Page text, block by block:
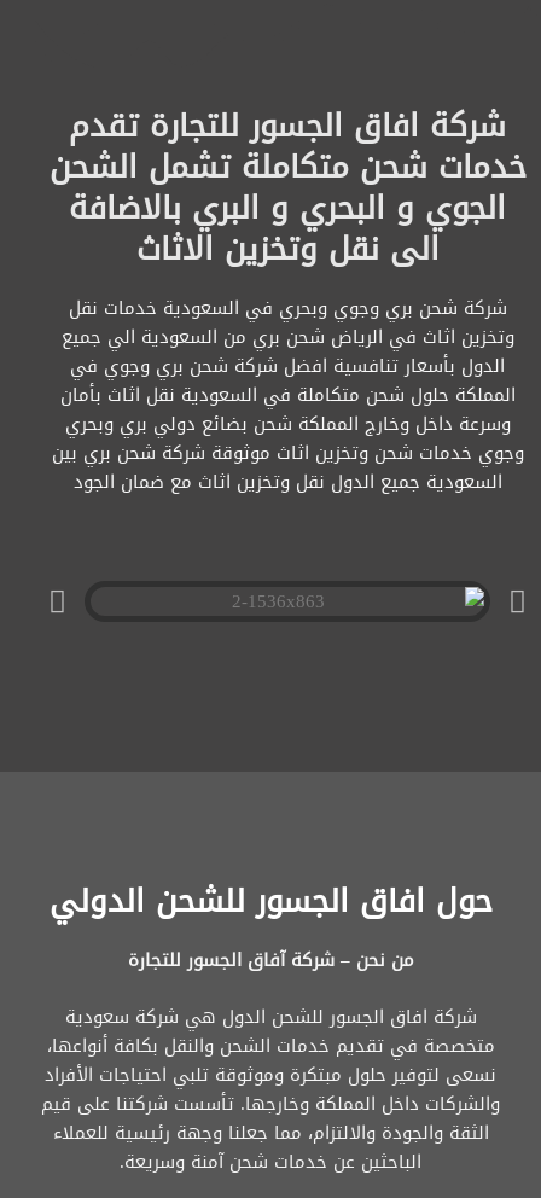
شركة افاق الجسور للتجارة تقدم
خدمات شحن متكاملة تشمل الشحن
الجوي و البحري و البري بالاضافة
الى نقل وتخزين الاثاث
شركة شحن بري وجوي وبحري في السعودية خدمات نقل
وتخزين اثاث في الرياض شحن بري من السعودية الي جميع
الدول بأسعار تنافسية افضل شركة شحن بري وجوي في
المملكة حلول شحن متكاملة في السعودية نقل اثاث بأمان
وسرعة داخل وخارج المملكة شحن بضائع دولي بري وبحري
وجوي خدمات شحن وتخزين اثاث موثوقة شركة شحن بري بين
السعودية جميع الدول نقل وتخزين اثاث مع ضمان الجود
حول افاق الجسور للشحن الدولي
من نحن – شركة آفاق الجسور للتجارة
شركة افاق الجسور للشحن الدول هي شركة سعودية
متخصصة في تقديم خدمات الشحن والنقل بكافة أنواعها،
نسعى لتوفير حلول مبتكرة وموثوقة تلبي احتياجات الأفراد
والشركات داخل المملكة وخارجها. تأسست شركتنا على قيم
الثقة والجودة والالتزام، مما جعلنا وجهة رئيسية للعملاء
الباحثين عن خدمات شحن آمنة وسريعة.